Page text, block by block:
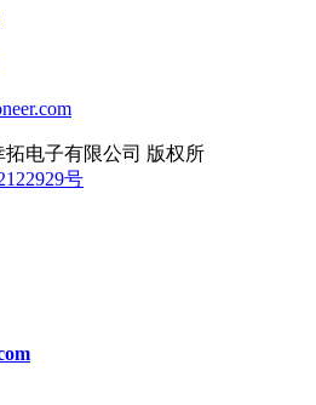
拓电子有限公司 版权所
号